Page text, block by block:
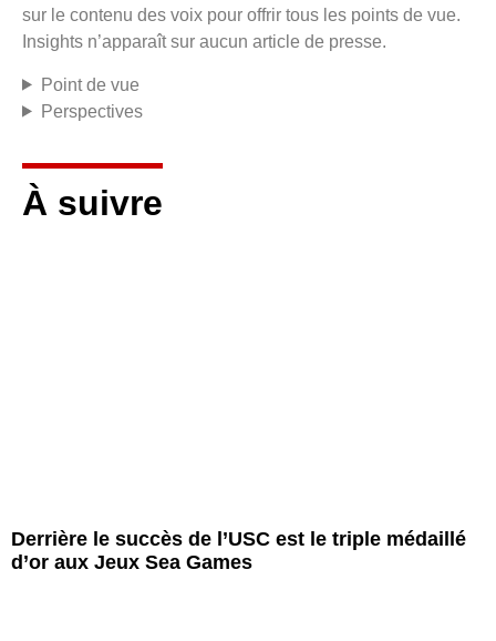
sur le contenu des voix pour offrir tous les points de vue.
Insights n’apparaît sur aucun article de presse.
Point de vue
Perspectives
À suivre
Derrière le succès de l’USC est le triple médaillé
d’or aux Jeux Sea Games